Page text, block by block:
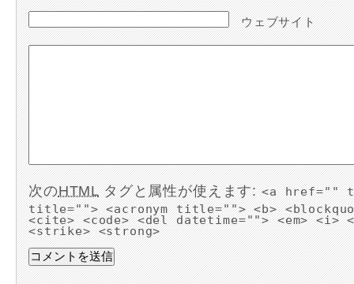
ウェブサイト
次のHTMLタグと属性が使えます:<a href=""
title=""> <acronym title=""> <b>
<cite> <code> <del datetime=""> <em> <i>
<strike> <strong>